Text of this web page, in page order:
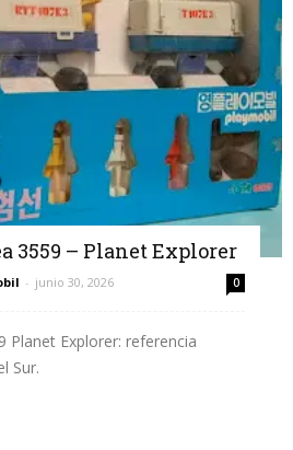
3559 – Planet Explorer
- junio 30, 2026 0
Planet Explorer: referencia
Sur.